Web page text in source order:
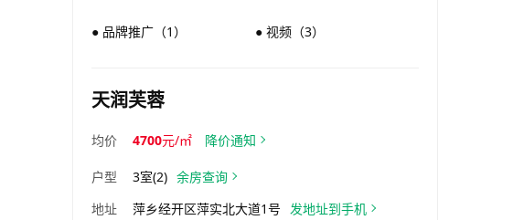
● 品牌推广（1） ● 视频（3）
天润芙蓉
均价 4700元/㎡ 降价通知
户型 3室(2) 余房查询
地址
萍乡经开区萍实北大道1号 发地址到手机